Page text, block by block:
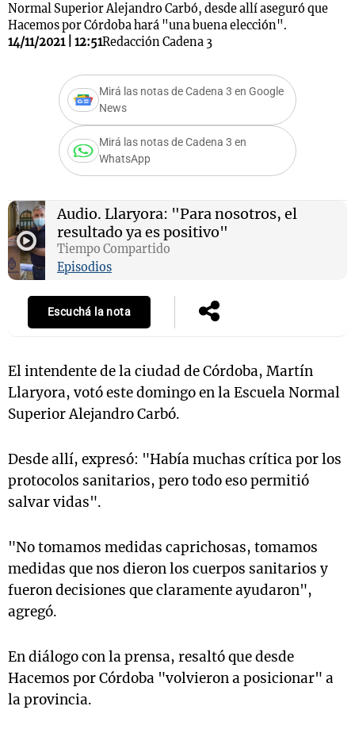
Normal Superior Alejandro Carbó, desde allí aseguró que
Hacemos por Córdoba hará "una buena elección".
14/11/2021 | 12:51Redacción Cadena 3
Mirá las notas de Cadena 3 en Google
News
Mirá las notas de Cadena 3 en
WhatsApp
Audio. Llaryora: "Para nosotros, el
resultado ya es positivo"
Tiempo Compartido
Episodios
Escuchá la nota
El intendente de la ciudad de Córdoba, Martín
Llaryora, votó este domingo en la Escuela Normal
Superior Alejandro Carbó.
Desde allí, expresó: "Había muchas crítica por los
protocolos sanitarios, pero todo eso permitió
salvar vidas".
"No tomamos medidas caprichosas, tomamos
medidas que nos dieron los cuerpos sanitarios y
fueron decisiones que claramente ayudaron",
agregó.
En diálogo con la prensa, resaltó que desde
Hacemos por Córdoba "volvieron a posicionar" a
la provincia.
Notas
Mundial 2026
La Sole en
Cadena 3